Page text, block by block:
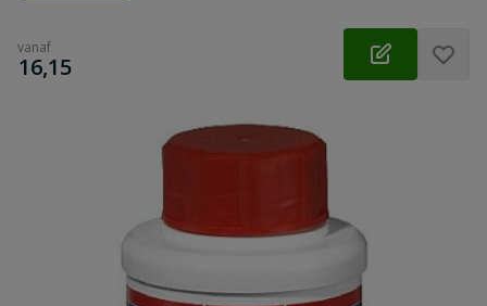
vanaf
€
16,15